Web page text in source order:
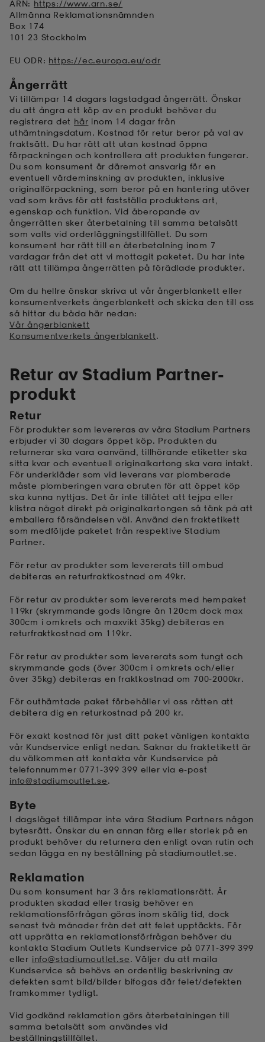
ARN: https://www.arn.se/
Allmänna Reklamationsnämnden
Box 174
101 23 Stockholm
EU ODR: https://ec.europa.eu/odr
Ångerrätt
Vi tillämpar 14 dagars lagstadgad ångerrätt. Önskar
du att ångra ett köp av en produkt behöver du
registrera det här inom 14 dagar från
uthämtningsdatum. Kostnad för retur beror på val av
fraktsätt. Du har rätt att utan kostnad öppna
förpackningen och kontrollera att produkten fungerar.
Du som konsument är däremot ansvarig för en
eventuell värdeminskning av produkten, inklusive
originalförpackning, som beror på en hantering utöver
vad som krävs för att fastställa produktens art,
egenskap och funktion. Vid åberopande av
ångerrätten sker återbetalning till samma betalsätt
som valts vid orderläggningstillfället. Du som
konsument har rätt till en återbetalning inom 7
vardagar från det att vi mottagit paketet. Du har inte
rätt att tillämpa ångerrätten på förädlade produkter.
Om du hellre önskar skriva ut vår ångerblankett eller
konsumentverkets ångerblankett och skicka den till oss
så hittar du båda här nedan:
Vår ångerblankett
Konsumentverkets ångerblankett.
Retur av Stadium Partner-
produkt
Retur
För produkter som levereras av våra Stadium Partners
erbjuder vi 30 dagars öppet köp. Produkten du
returnerar ska vara oanvänd, tillhörande etiketter ska
sitta kvar och eventuell originalkartong ska vara intakt.
För underkläder som vid leverans var plomberade
måste plomberingen vara obruten för att öppet köp
ska kunna nyttjas. Det är inte tillåtet att tejpa eller
klistra något direkt på originalkartongen så tänk på att
emballera försändelsen väl. Använd den fraktetikett
som medföljde paketet från respektive Stadium
Partner.
För retur av produkter som levererats till ombud
debiteras en returfraktkostnad om 49kr.
För retur av produkter som levererats med hempaket
119kr (skrymmande gods längre än 120cm dock max
300cm i omkrets och maxvikt 35kg) debiteras en
returfraktkostnad om 119kr.
För retur av produkter som levererats som tungt och
skrymmande gods (över 300cm i omkrets och/eller
över 35kg) debiteras en fraktkostnad om 700-2000kr.
För outhämtade paket förbehåller vi oss rätten att
debitera dig en returkostnad på 200 kr.
För exakt kostnad för just ditt paket vänligen kontakta
vår Kundservice enligt nedan. Saknar du fraktetikett är
du välkommen att kontakta vår Kundservice på
telefonnummer 0771-399 399 eller via e-post
info@stadiumoutlet.se.
Byte
I dagsläget tillämpar inte våra Stadium Partners någon
bytesrätt. Önskar du en annan färg eller storlek på en
produkt behöver du returnera den enligt ovan rutin och
sedan lägga en ny beställning på stadiumoutlet.se.
Reklamation
Du som konsument har 3 års reklamationsrätt. Är
produkten skadad eller trasig behöver en
reklamationsförfrågan göras inom skälig tid, dock
senast två månader från det att felet upptäckts. För
att upprätta en reklamationsförfrågan behöver du
kontakta Stadium Outlets Kundservice på 0771-399 399
eller info@stadiumoutlet.se. Väljer du att maila
Kundservice så behövs en ordentlig beskrivning av
defekten samt bild/bilder bifogas där felet/defekten
framkommer tydligt.
Vid godkänd reklamation görs återbetalningen till
samma betalsätt som användes vid
beställningstillfället.